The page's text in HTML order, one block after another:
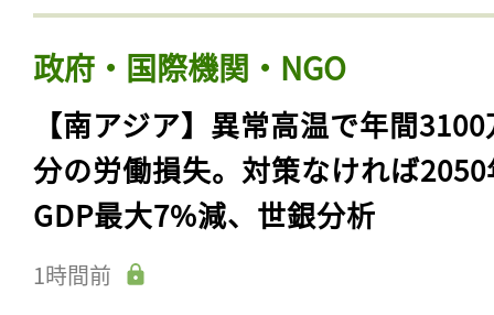
政府・国際機関・NGO
【南アジア】異常高温で年間
分の労働損失。対策なければ
GDP最大7%減、世銀分析
1時間前